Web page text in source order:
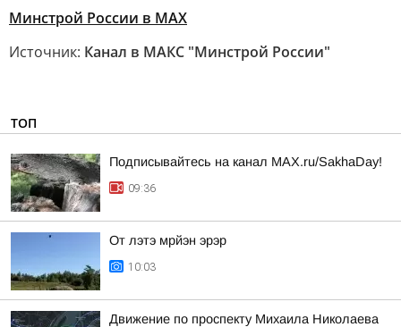
Минстрой России в MAX
Источник: Канал в МАКС "Минстрой России"
ТОП
Подписывайтесь на канал MAX.ru/SakhaDay!
09:36
От лэтэ мрйэн эрэр
10:03
Движение по проспекту Михаила Николаева